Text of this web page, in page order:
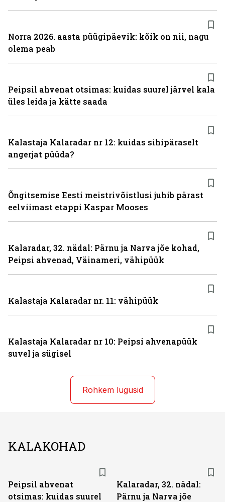
Norra 2026. aasta püügipäevik: kõik on nii, nagu
olema peab
Peipsil ahvenat otsimas: kuidas suurel järvel kala
üles leida ja kätte saada
Kalastaja Kalaradar nr 12: kuidas sihipäraselt
angerjat püüda?
Õngitsemise Eesti meistrivõistlusi juhib pärast
eelviimast etappi Kaspar Mooses
Kalaradar, 32. nädal: Pärnu ja Narva jõe kohad,
Peipsi ahvenad, Väinameri, vähipüük
Kalastaja Kalaradar nr. 11: vähipüük
Kalastaja Kalaradar nr 10: Peipsi ahvenapüük
suvel ja sügisel
Rohkem lugusid
KALAKOHAD
Peipsil ahvenat
otsimas: kuidas suurel
Kalaradar, 32. nädal:
Pärnu ja Narva jõe